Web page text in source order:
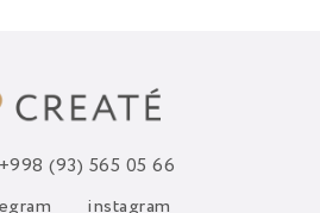
+998 (93) 565 05 66
instagram